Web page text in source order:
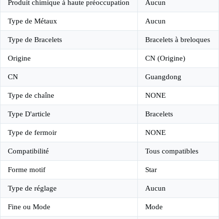
Produit chimique à haute préoccupation Aucun
Type de Métaux Aucun
Type de Bracelets Bracelets à breloques
Origine CN (Origine)
CN Guangdong
Type de chaîne NONE
Type D'article Bracelets
Type de fermoir NONE
Compatibilité Tous compatibles
Forme motif Star
Type de réglage Aucun
Fine ou Mode Mode